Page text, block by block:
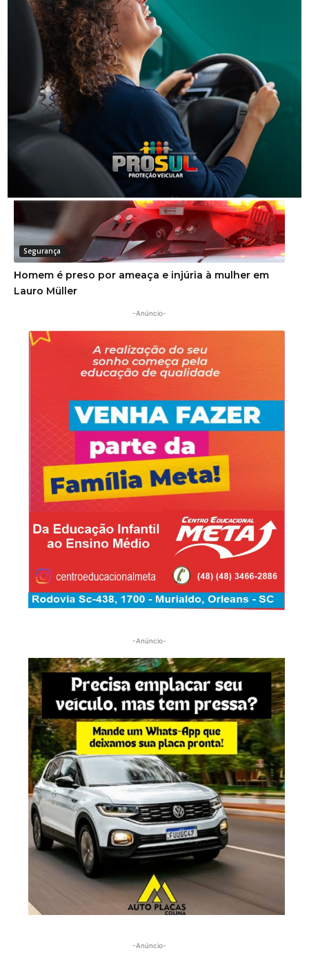
Operação policial prende quatro pessoas por tráfico
e lavagem de dinheiro
Segurança
Homem é preso por ameaça e injúria à mulher em
Lauro Müller
-Anúncio-
-Anúncio-
-Anúncio-